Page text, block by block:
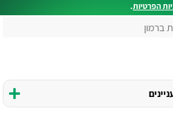
הפרטיות.
ברמון